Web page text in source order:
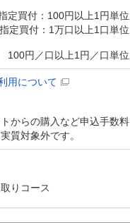
定買付：100円以上1円単位
定買付：1万口以上1口単位
100円／口以上1円／口単位
用について
からの購入など申込手数料
質対象外です。
りコース